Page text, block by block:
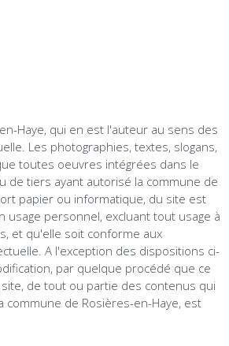
Haye, qui en est l'auteur au sens des
Les photographies, textes, slogans,
toutes oeuvres intégrées dans le
de tiers ayant autorisé la commune de
papier ou informatique, du site est
personnel, excluant tout usage à
et qu'elle soit conforme aux
A l'exception des dispositions ci-
par quelque procédé que ce
de tout ou partie des contenus qui
de Rosières-en-Haye, est